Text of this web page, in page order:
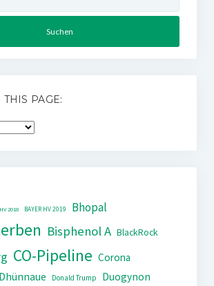
PAGE:
2018 BAYER HV 2019 Bhopal
Bisphenol A BlackRock
CO-Pipeline Corona
Dhünnaue Donald Trump Duogynon